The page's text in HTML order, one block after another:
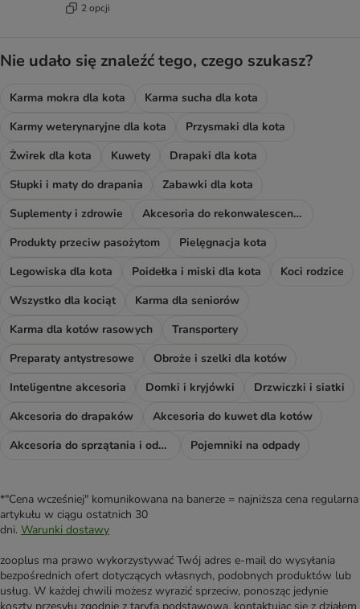
2 opcji
Nie udało się znaleźć tego, czego szukasz?
Karma mokra dla kota
Karma sucha dla kota
Karmy weterynaryjne dla kota
Przysmaki dla kota
Żwirek dla kota
Kuwety
Drapaki dla kota
Słupki i maty do drapania
Zabawki dla kota
Suplementy i zdrowie
Akcesoria do rekonwalescencji
Produkty przeciw pasożytom
Pielęgnacja kota
Legowiska dla kota
Poidełka i miski dla kota
Koci rodzice
Wszystko dla kociąt
Karma dla seniorów
Karma dla kotów rasowych
Transportery
Preparaty antystresowe
Obroże i szelki dla kotów
Inteligentne akcesoria
Domki i kryjówki
Drzwiczki i siatki
Akcesoria do drapaków
Akcesoria do kuwet dla kotów
Akcesoria do sprzątania i odświeżacze
Pojemniki na odpady
*"Cena wcześniej" komunikowana na banerze = najniższa cena regularna
artykułu w ciągu ostatnich 30
dni. Warunki dostawy
zooplus ma prawo wykorzystywać Twój adres e-mail do wysyłania
bezpośrednich ofert dotyczących własnych, podobnych produktów lub
usług. W każdej chwili możesz wyrazić sprzeciw, ponosząc jedynie